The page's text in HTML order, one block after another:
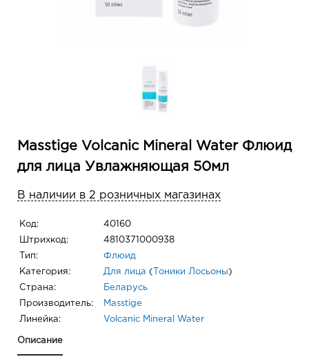
Masstige Volcanic Mineral Water Флюид
для лица Увлажняющая 50мл
В наличии в 2 розничных магазинах
Код: 40160
Штрихкод: 4810371000938
Тип: Флюид
Категория: Для лица ( Тоники Лосьоны )
Страна: Беларусь
Производитель: Masstige
Линейка: Volcanic Mineral Water
Описание